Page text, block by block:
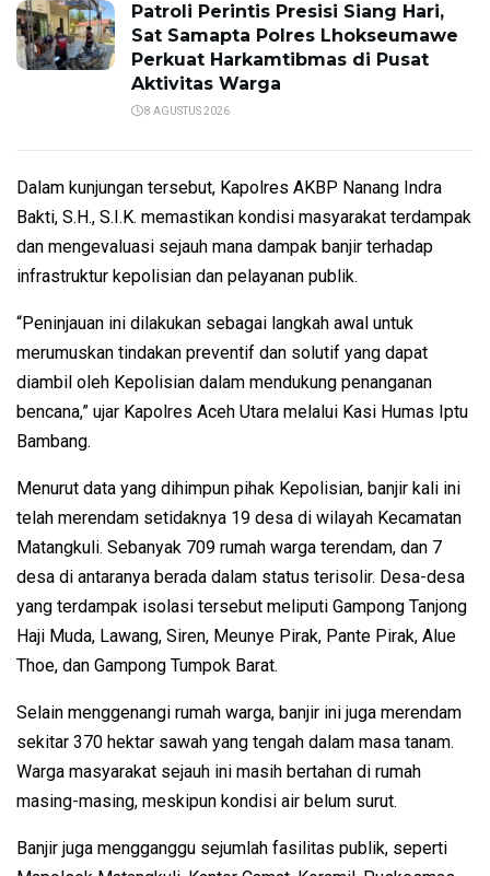
Patroli Perintis Presisi Siang Hari,
Sat Samapta Polres Lhokseumawe
Perkuat Harkamtibmas di Pusat
Aktivitas Warga
8 AGUSTUS 2026
Dalam kunjungan tersebut, Kapolres AKBP Nanang Indra
Bakti, S.H., S.I.K. memastikan kondisi masyarakat terdampak
dan mengevaluasi sejauh mana dampak banjir terhadap
infrastruktur kepolisian dan pelayanan publik.
“Peninjauan ini dilakukan sebagai langkah awal untuk
merumuskan tindakan preventif dan solutif yang dapat
diambil oleh Kepolisian dalam mendukung penanganan
bencana,” ujar Kapolres Aceh Utara melalui Kasi Humas Iptu
Bambang.
Menurut data yang dihimpun pihak Kepolisian, banjir kali ini
telah merendam setidaknya 19 desa di wilayah Kecamatan
Matangkuli. Sebanyak 709 rumah warga terendam, dan 7
desa di antaranya berada dalam status terisolir. Desa-desa
yang terdampak isolasi tersebut meliputi Gampong Tanjong
Haji Muda, Lawang, Siren, Meunye Pirak, Pante Pirak, Alue
Thoe, dan Gampong Tumpok Barat.
Selain menggenangi rumah warga, banjir ini juga merendam
sekitar 370 hektar sawah yang tengah dalam masa tanam.
Warga masyarakat sejauh ini masih bertahan di rumah
masing-masing, meskipun kondisi air belum surut.
Banjir juga mengganggu sejumlah fasilitas publik, seperti